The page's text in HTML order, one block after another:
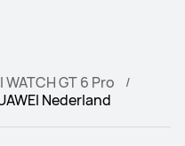
WATCH GT 6 Pro
Nederland